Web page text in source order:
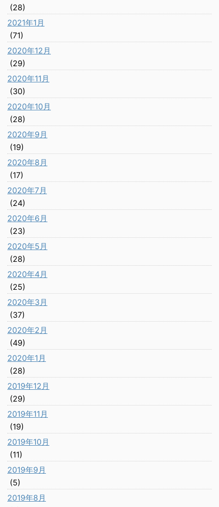
(28)
2021年1月
(71)
2020年12月
(29)
2020年11月
(30)
2020年10月
(28)
2020年9月
(19)
2020年8月
(17)
2020年7月
(24)
2020年6月
(23)
2020年5月
(28)
2020年4月
(25)
2020年3月
(37)
2020年2月
(49)
2020年1月
(28)
2019年12月
(29)
2019年11月
(19)
2019年10月
(11)
2019年9月
(5)
2019年8月